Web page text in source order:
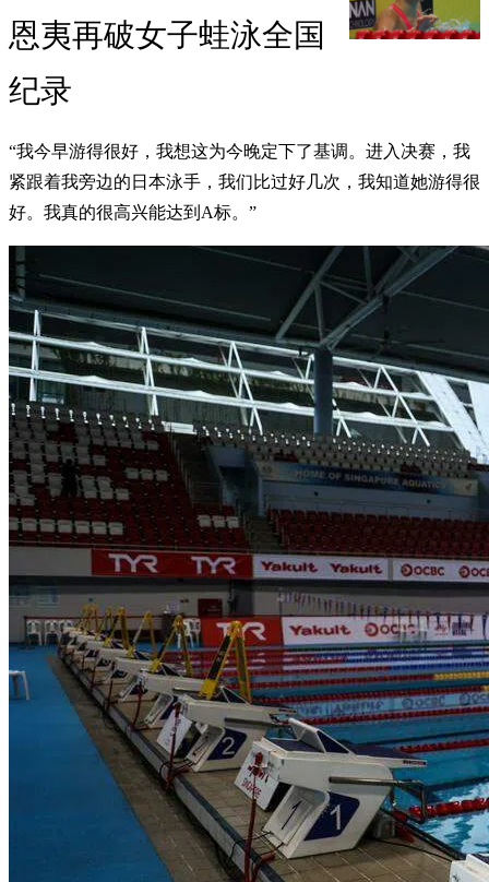
恩夷再破女子蛙泳全国
纪录
“我今早游得很好，我想这为今晚定下了基调。进入决赛，我
紧跟着我旁边的日本泳手，我们比过好几次，我知道她游得很
好。我真的很高兴能达到A标。”